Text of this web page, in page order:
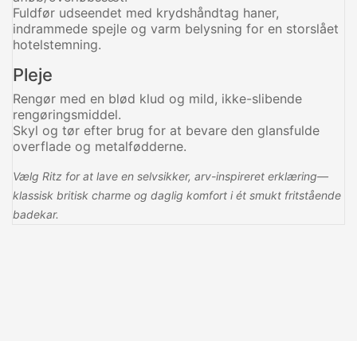
Fuldfør udseendet med krydshåndtag haner,
indrammede spejle og varm belysning for en storslået
hotelstemning.
Pleje
Rengør med en blød klud og mild, ikke-slibende
rengøringsmiddel.
Skyl og tør efter brug for at bevare den glansfulde
overflade og metalfødderne.
Vælg Ritz for at lave en selvsikker, arv-inspireret erklæring—
klassisk britisk charme og daglig komfort i ét smukt fritstående
badekar.